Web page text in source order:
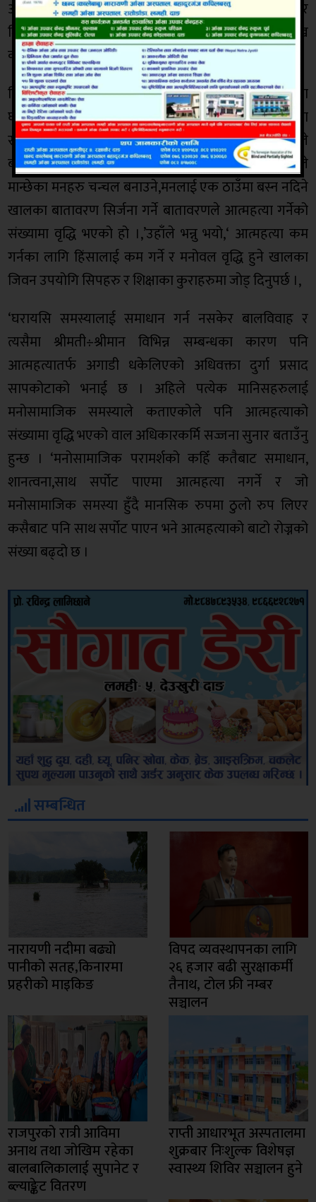
आत्महत्या गर्नुमा मुख्य घरेलु हिंसा, गरिबि,अशिक्षा र
जिवनस्तरमा सुधार हुन नसक्नाले आत्महत्या गर्नुका प्रमुख
कारण रहेको एस एस पि चन्दको भनाई छ ।
विज्ञानको युग आएसँगै अहिलेको प्रविधिले पनि आत्महत्याका
घटनामा वृद्धि भएको सामाजिक सेवा केन्द्र(सोसेक)का
संस्थापक अध्यक्ष तथा सामाजिक अभियन्ता हिरासिंह थापाले
बताउनु भयो । ‘जुन कुरा हेर्न गर्न हुन्थेन उनले भने,‘ति कुराहरुले
मान्छेका मनहरु चन्चल बनाउने,मनलाई एक ठाउँमा बस्न नदिने
खालका बातावरण सिर्जना गर्ने बातावरणले आत्महत्या गर्नेको
संख्यामा वृद्धि भएको हो ।,’उहाँले भन्नु भयो,‘ आत्महत्या कम
गर्नका लागि हिंसालाई कम गर्ने र मनोवल वृद्धि हुने खालका
जिवन उपयोगि सिपहरु र शिक्षाका कुराहरुमा जोड् दिनुपर्छ ।,
‘घरायसि समस्यालाई समाधान गर्न नसकेर बालविवाह र
त्यसैमा श्रीमती÷श्रीमान विभिन्न सम्बन्धका कारण पनि
आत्महत्यातर्फ अगाडी धकेलिएको अधिवक्ता दुर्गा प्रसाद
सापकोटाको भनाई छ । अहिले पत्येक मानिसहरुलाई
मनोसामाजिक समस्याले कताएकोले पनि आत्महत्याको
संख्यामा वृद्धि भएको वाल अधिकारकर्मि सज्जना सुनार बताउँनु
हुन्छ । ‘मनोसामाजिक परामर्शको कहिँ कतैबाट समाधान,
शानत्वना,साथ सर्पोट पाएमा आत्महत्या नगर्ने र जो
मनोसामाजिक समस्या हुँदै मानसिक रुपमा ठुलो रुप लिएर
कसैबाट पनि साथ सर्पोट पाएन भने आत्महत्याको बाटो रोज्नको
संख्या बढ्दो छ ।
सम्बन्धित
नारायणी नदीमा बढ्यो
पानीको सतह,किनारमा
प्रहरीको माइकिङ
विपद व्यवस्थापनका लागि
२६ हजार बढी सुरक्षाकर्मी
तैनाथ, टोल फ्री नम्बर
सञ्चालन
राजपुरको रात्री आविमा
अनाथ तथा जोखिम रहेका
बालबालिकालाई सुपानेट र
ब्ल्याङ्केट वितरण
राप्ती आधारभूत अस्पतालमा
शुक्रबार निःशुल्क विशेषज्ञ
स्वास्थ्य शिविर सञ्चालन हुने